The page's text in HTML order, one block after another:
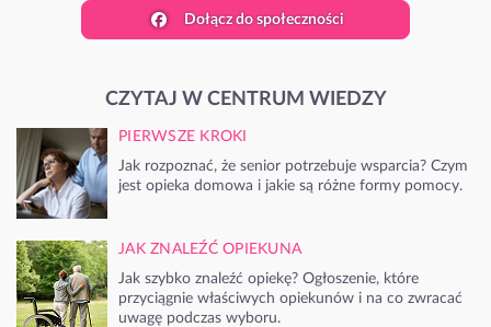
Dołącz do społeczności
CZYTAJ W CENTRUM WIEDZY
PIERWSZE KROKI
Jak rozpoznać, że senior potrzebuje wsparcia? Czym
jest opieka domowa i jakie są różne formy pomocy.
JAK ZNALEŹĆ OPIEKUNA
Jak szybko znaleźć opiekę? Ogłoszenie, które
przyciągnie właściwych opiekunów i na co zwracać
uwagę podczas wyboru.